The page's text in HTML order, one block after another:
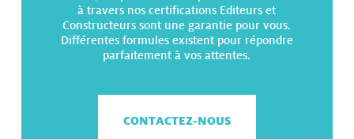
à travers nos certifications Editeurs et
Constructeurs sont une garantie pour vous.
Différentes formules existent pour répondre
parfaitement à vos attentes.
CONTACTEZ-NOUS